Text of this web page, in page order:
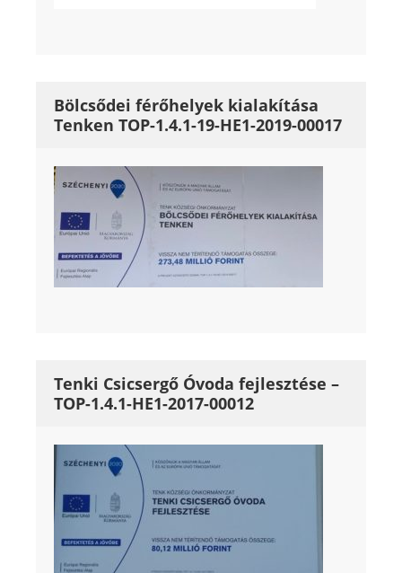
Bölcsődei férőhelyek kialakítása
Tenken TOP-1.4.1-19-HE1-2019-00017
Tenki Csicsergő Óvoda fejlesztése –
TOP-1.4.1-HE1-2017-00012